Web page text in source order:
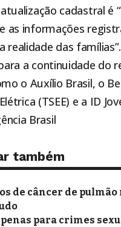
cadastral
as informações
realidade das famílias”.
a continuidade do
o Auxílio Brasil, o
(TSEE) e a ID
Brasil
também
de câncer de
para crimes